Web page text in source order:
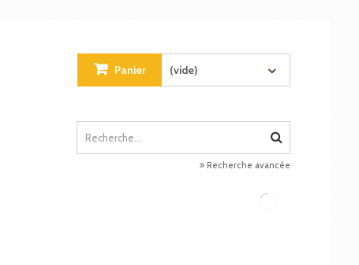
Panier (vide)
Recherche avancée